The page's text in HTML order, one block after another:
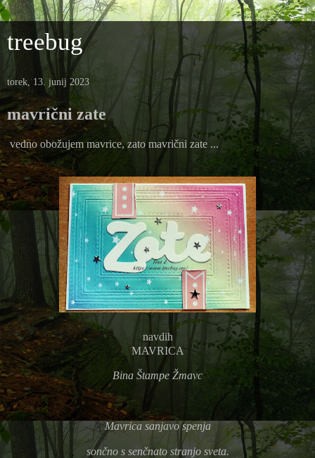
treebug
torek, 13. junij 2023
mavrični zate
vedno obožujem mavrice, zato mavrični zate ...
navdih
MAVRICA
Bina Štampe Žmavc
Mavrica sanjavo spenja
sončno s senčnato stranjo sveta.